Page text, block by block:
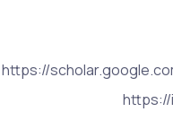
https://
https://